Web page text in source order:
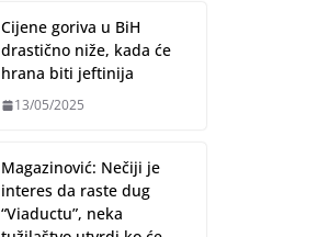
Cijene goriva u BiH
drastično niže, kada će
hrana biti jeftinija
13/05/2025
Magazinović: Nečiji je
interes da raste dug
“Viaductu”, neka